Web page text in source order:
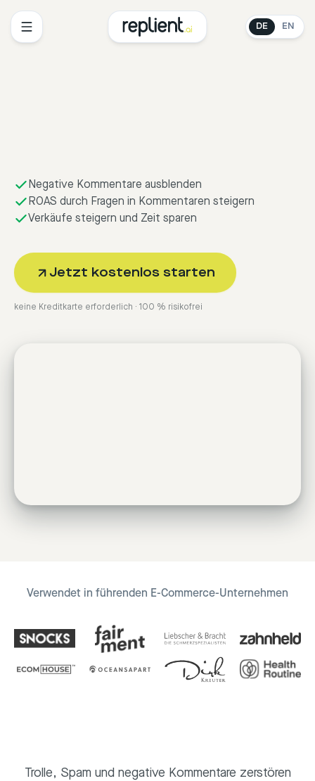
DE EN
Negative Kommentare ausblenden
ROAS durch Fragen in Kommentaren steigern
Verkäufe steigern und Zeit sparen
Jetzt kostenlos starten
keine Kreditkarte erforderlich · 100 % risikofrei
Verwendet in führenden E-Commerce-Unternehmen
Trolle, Spam und negative Kommentare zerstören